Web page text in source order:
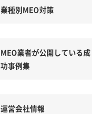
業種別MEO対策
MEO業者が公開している成
功事例集
運営会社情報